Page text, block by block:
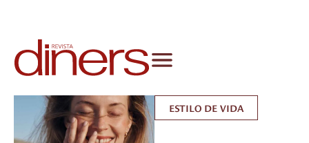
ESTILO DE VIDA